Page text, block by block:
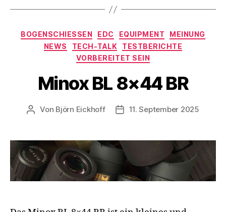
Kategorien
BOGENSCHIESSEN EDC EQUIPMENT
MEINUNG
NEWS
TECH-TALK
TESTBERICHTE
VORBEREITET SEIN
Minox BL 8×44 BR
Beitragsautor
Von Björn Eickhoff Veröffentlichungsdatum
11. September 2025